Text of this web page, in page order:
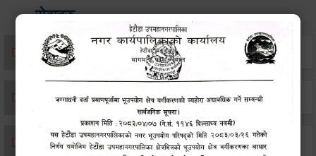
सेवाहरु
संस्था दर्ता सिफारिस
एकिकृत सम्पत्ति कर/घर जग्गा कर
विवाह दर्ता